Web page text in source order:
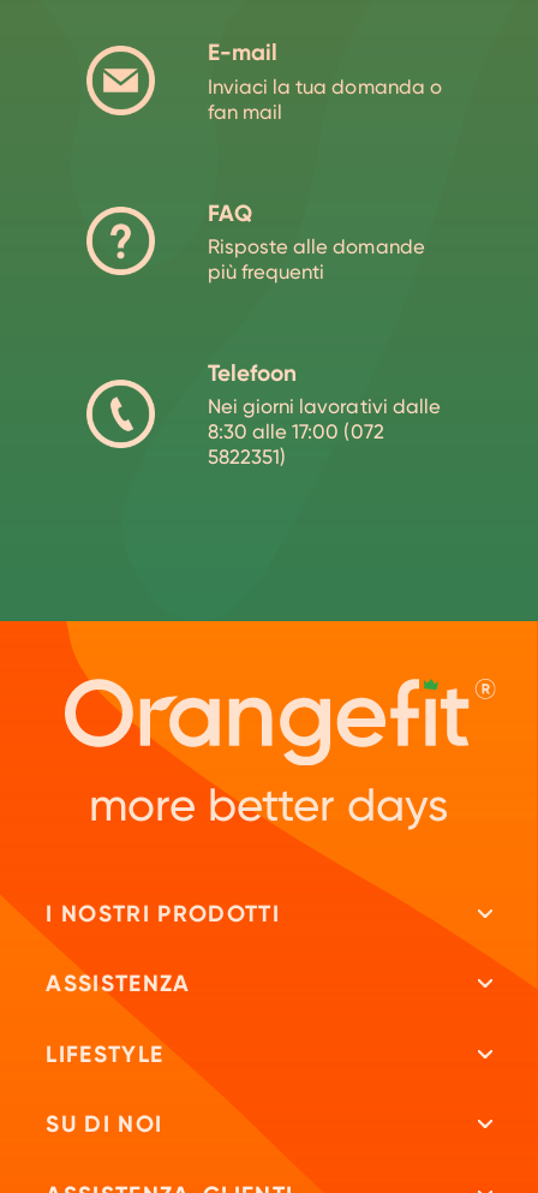
E-mail
Inviaci la tua domanda o
fan mail
FAQ
Risposte alle domande
più frequenti
Telefoon
Nei giorni lavorativi dalle
8:30 alle 17:00 (072
5822351)
more better days
I NOSTRI PRODOTTI
Tutti i prodotti
Frullati proteici
Frullati dietetici
Barretta proteica
ASSISTENZA
LIFESTYLE
SU DI NOI